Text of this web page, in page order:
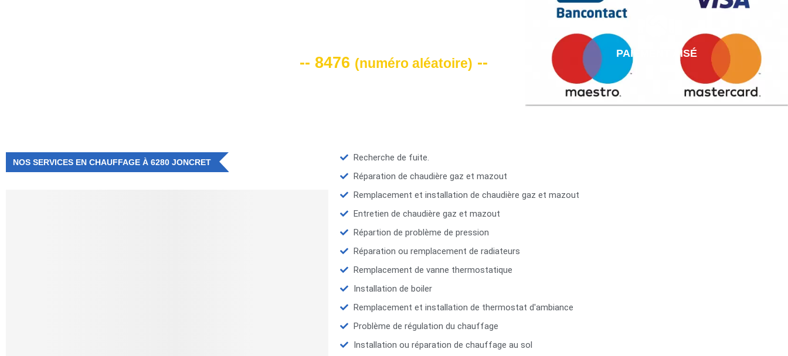
-- 8476 (numéro aléatoire) --
PAIEMENT AISÉ
NOS SERVICES EN CHAUFFAGE À 6280 JONCRET
Recherche de fuite.
Réparation de chaudière gaz et mazout
Remplacement et installation de chaudière gaz et mazout
Entretien de chaudière gaz et mazout
Répartion de problème de pression
Réparation ou remplacement de radiateurs
Remplacement de vanne thermostatique
Installation de boiler
Remplacement et installation de thermostat d'ambiance
Problème de régulation du chauffage
Installation ou réparation de chauffage au sol